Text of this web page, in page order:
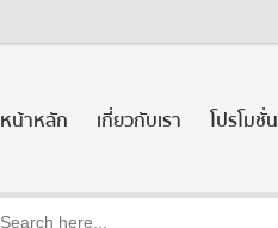
หน้าหลัก เกี่ยวกับเรา โปรโมชั่น